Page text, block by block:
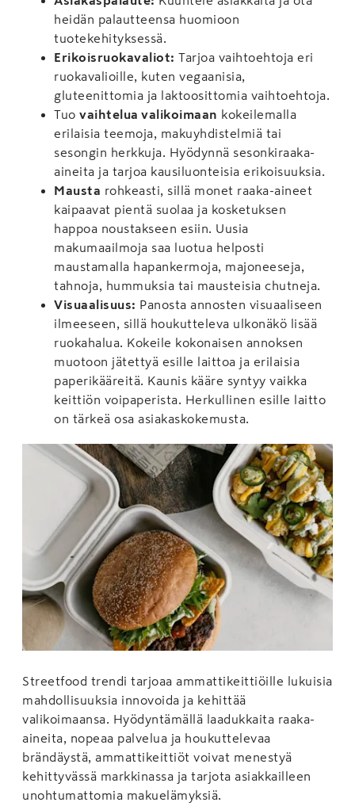
heidän palautteensa huomioon
tuotekehityksessä.
Erikoisruokavaliot: Tarjoa vaihtoehtoja eri
ruokavalioille, kuten vegaanisia,
gluteenittomia ja laktoosittomia vaihtoehtoja.
Tuo vaihtelua valikoimaan kokeilemalla
erilaisia teemoja, makuyhdistelmiä tai
sesongin herkkuja. Hyödynnä sesonkiraaka-
aineita ja tarjoa kausiluonteisia erikoisuuksia.
Mausta rohkeasti, sillä monet raaka-aineet
kaipaavat pientä suolaa ja kosketuksen
happoa noustakseen esiin. Uusia
makumaailmoja saa luotua helposti
maustamalla hapankermoja, majoneeseja,
tahnoja, hummuksia tai mausteisia chutneja.
Visuaalisuus: Panosta annosten visuaaliseen
ilmeeseen, sillä houkutteleva ulkonäkö lisää
ruokahalua. Kokeile kokonaisen annoksen
muotoon jätettyä esille laittoa ja erilaisia
paperikääreitä. Kaunis kääre syntyy vaikka
keittiön voipaperista. Herkullinen esille laitto
on tärkeä osa asiakaskokemusta.
Streetfood trendi tarjoaa ammattikeittiöille lukuisia
mahdollisuuksia innovoida ja kehittää
valikoimaansa. Hyödyntämällä laadukkaita raaka-
aineita, nopeaa palvelua ja houkuttelevaa
brändäystä, ammattikeittiöt voivat menestyä
kehittyvässä markkinassa ja tarjota asiakkailleen
unohtumattomia makuelämyksiä.